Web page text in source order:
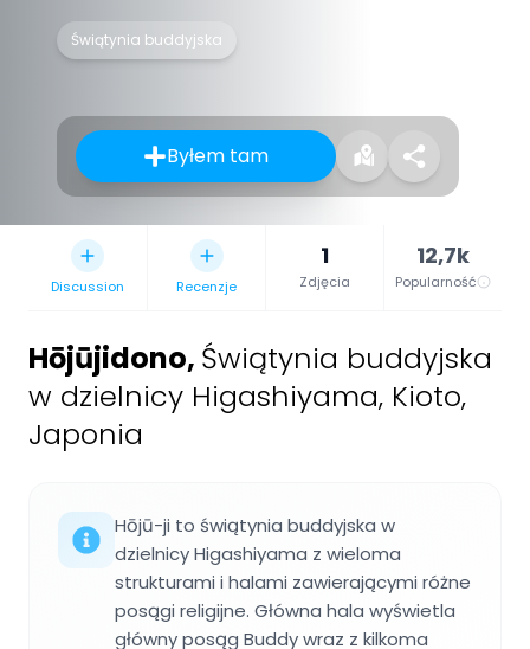
Świątynia buddyjska
Byłem tam
Discussion Recenzje
1
Zdjęcia
12,7k
Popularność
Hōjūjidono, Świątynia buddyjska
w dzielnicy Higashiyama, Kioto,
Japonia
Hōjū-ji to świątynia buddyjska w
dzielnicy Higashiyama z wieloma
strukturami i halami zawierającymi różne
posągi religijne. Główna hala wyświetla
główny posąg Buddy wraz z kilkoma